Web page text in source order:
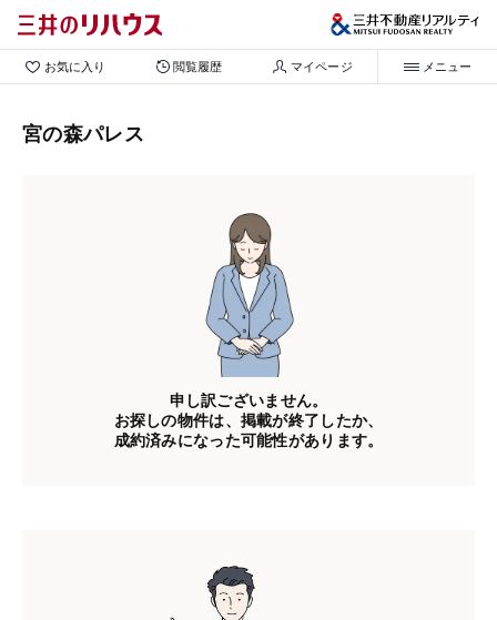
お気に入り 閲覧履歴 マイページ メニュー
宮の森パレス
申し訳ございません。
お探しの物件は、掲載が終了したか、
成約済みになった可能性があります。